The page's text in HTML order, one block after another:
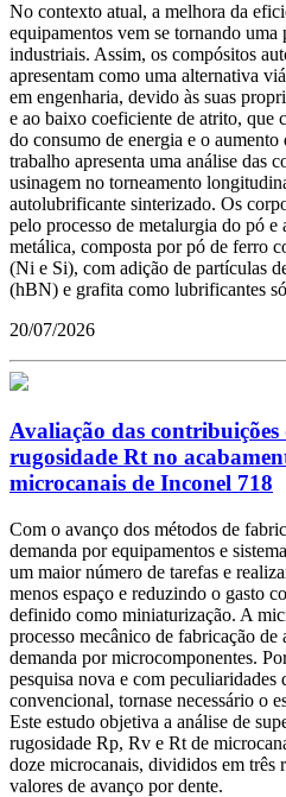
No contexto atual, a melhora da
equipamentos vem se tornando uma
industriais. Assim, os compósitos
apresentam como uma alternativa
em engenharia, devido às suas
e ao baixo coeficiente de atrito, que
do consumo de energia e o aumento
trabalho apresenta uma análise das
usinagem no torneamento
autolubrificante sinterizado. Os
pelo processo de metalurgia do pó e
metálica, composta por pó de ferro
(Ni e Si), com adição de partículas
(hBN) e grafita como lubrificantes
20/07/2026
Avaliação das contribuições
rugosidade Rt no
microcanais de Inconel 718
Com o avanço dos métodos de
demanda por equipamentos e
um maior número de tarefas e
menos espaço e reduzindo o gasto
definido como miniaturização. A
processo mecânico de fabricação de
demanda por microcomponentes.
pesquisa nova e com peculiaridades
convencional, tornase necessário o
Este estudo objetiva a análise de
rugosidade Rp, Rv e Rt de
doze microcanais, divididos em três
valores de avanço por dente.